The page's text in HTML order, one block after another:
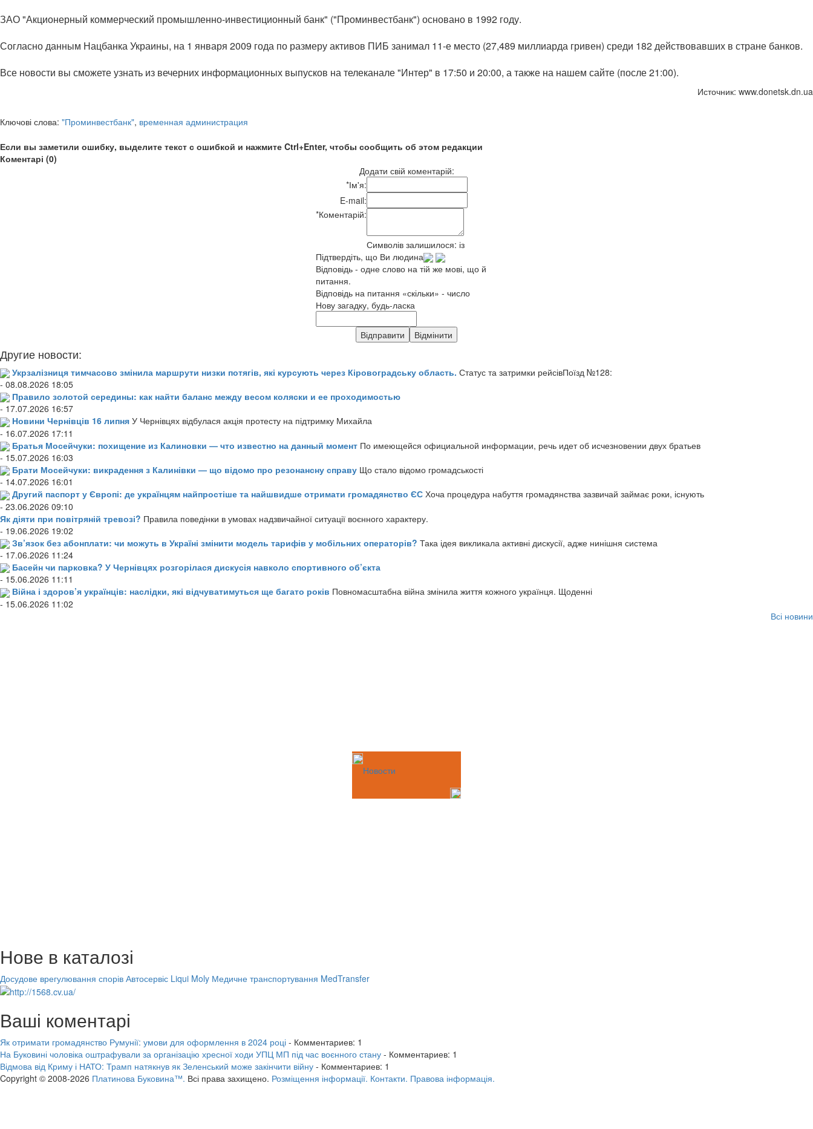
ЗАО "Акционерный коммерческий промышленно-инвестиционный банк" ("Проминвестбанк") основано в 1992 году.
Согласно данным Нацбанка Украины, на 1 января 2009 года по размеру активов ПИБ занимал 11-е место (27,489 миллиарда гривен) среди 182 действовавших в стране банков.
Все новости вы сможете узнать из вечерних информационных выпусков на телеканале "Интер" в 17:50 и 20:00, а также на нашем сайте (после 21:00).
Источник: www.donetsk.dn.ua
Ключові слова: "Проминвестбанк", временная администрация
Если вы заметили ошибку, выделите текст с ошибкой и нажмите Ctrl+Enter, чтобы сообщить об этом редакции
Коментарі (0)
Додати свій коментарій:
*Ім'я:
E-mail:
*Коментарій:
Символів залишилося: із
Підтвердіть, що Ви людина
Відповідь - одне слово на тій же мові, що й
питання.
Відповідь на питання «скільки» - число
Нову загадку, будь-ласка
Другие новости:
Укрзалізниця тимчасово змінила маршрути низки потягів, які курсують через Кіровоградську область. Статус та затримки рейсівПоїзд №128:
- 08.08.2026 18:05
Правило золотой середины: как найти баланс между весом коляски и ее проходимостью
- 17.07.2026 16:57
Новини Чернівців 16 липня У Чернівцях відбулася акція протесту на підтримку Михайла
- 16.07.2026 17:11
Братья Мосейчуки: похищение из Калиновки — что известно на данный момент По имеющейся официальной информации, речь идет об исчезновении двух братьев
- 15.07.2026 16:03
Брати Мосейчуки: викрадення з Калинівки — що відомо про резонансну справу Що стало відомо громадськості
- 14.07.2026 16:01
Другий паспорт у Європі: де українцям найпростіше та найшвидше отримати громадянство ЄС Хоча процедура набуття громадянства зазвичай займає роки, існують
- 23.06.2026 09:10
Як діяти при повітряній тревозі? Правила поведінки в умовах надзвичайної ситуації воєнного характеру.
- 19.06.2026 19:02
Зв’язок без абонплати: чи можуть в Україні змінити модель тарифів у мобільних операторів? Така ідея викликала активні дискусії, адже нинішня система
- 17.06.2026 11:24
Басейн чи парковка? У Чернівцях розгорілася дискусія навколо спортивного об’єкта
- 15.06.2026 11:11
Війна і здоров’я українців: наслідки, які відчуватимуться ще багато років Повномасштабна війна змінила життя кожного українця. Щоденні
- 15.06.2026 11:02
Всі новини
Новости
Нове в каталозі
Досудове врегулювання спорів Автосервіс Liqui Moly Медичне транспортування MedTransfer
Ваші коментарі
Як отримати громадянство Румунії: умови для оформлення в 2024 році - Комментариев: 1
На Буковині чоловіка оштрафували за організацію хресної ходи УПЦ МП під час воєнного стану - Комментариев: 1
Відмова від Криму і НАТО: Трамп натякнув як Зеленський може закінчити війну - Комментариев: 1
Copyright © 2008-2026 Платинова Буковина™. Всі права захищено. Розміщення інформації. Контакти. Правова інформація.